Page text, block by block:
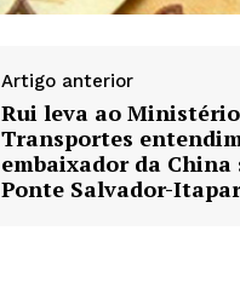
Artigo anterior
Rui leva ao
Transportes
embaixador da China
Ponte Salvador-